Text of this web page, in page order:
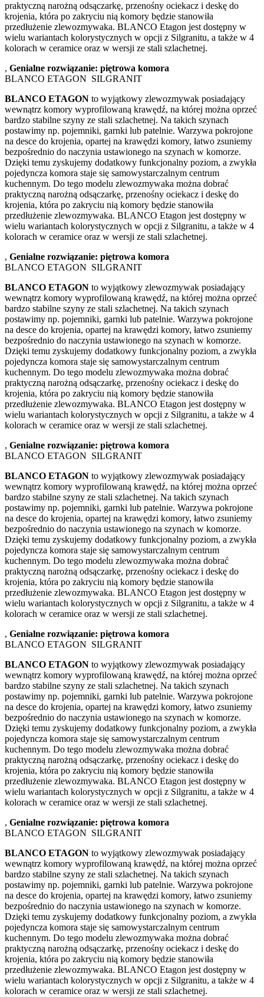
praktyczną narożną odsączarkę, przenośny ociekacz i deskę do
krojenia, która po zakryciu nią komory będzie stanowiła
przedłużenie zlewozmywaka. BLANCO Etagon jest dostępny w
wielu wariantach kolorystycznych w opcji z Silgranitu, a także w 4
kolorach w ceramice oraz w wersji ze stali szlachetnej.
, Genialne rozwiązanie: piętrowa komora
BLANCO ETAGON SILGRANIT
BLANCO ETAGON to wyjątkowy zlewozmywak posiadający
wewnątrz komory wyprofilowaną krawędź, na której można oprzeć
bardzo stabilne szyny ze stali szlachetnej. Na takich szynach
postawimy np. pojemniki, garnki lub patelnie. Warzywa pokrojone
na desce do krojenia, opartej na krawędzi komory, łatwo zsuniemy
bezpośrednio do naczynia ustawionego na szynach w komorze.
Dzięki temu zyskujemy dodatkowy funkcjonalny poziom, a zwykła
pojedyncza komora staje się samowystarczalnym centrum
kuchennym. Do tego modelu zlewozmywaka można dobrać
praktyczną narożną odsączarkę, przenośny ociekacz i deskę do
krojenia, która po zakryciu nią komory będzie stanowiła
przedłużenie zlewozmywaka. BLANCO Etagon jest dostępny w
wielu wariantach kolorystycznych w opcji z Silgranitu, a także w 4
kolorach w ceramice oraz w wersji ze stali szlachetnej.
, Genialne rozwiązanie: piętrowa komora
BLANCO ETAGON SILGRANIT
BLANCO ETAGON to wyjątkowy zlewozmywak posiadający
wewnątrz komory wyprofilowaną krawędź, na której można oprzeć
bardzo stabilne szyny ze stali szlachetnej. Na takich szynach
postawimy np. pojemniki, garnki lub patelnie. Warzywa pokrojone
na desce do krojenia, opartej na krawędzi komory, łatwo zsuniemy
bezpośrednio do naczynia ustawionego na szynach w komorze.
Dzięki temu zyskujemy dodatkowy funkcjonalny poziom, a zwykła
pojedyncza komora staje się samowystarczalnym centrum
kuchennym. Do tego modelu zlewozmywaka można dobrać
praktyczną narożną odsączarkę, przenośny ociekacz i deskę do
krojenia, która po zakryciu nią komory będzie stanowiła
przedłużenie zlewozmywaka. BLANCO Etagon jest dostępny w
wielu wariantach kolorystycznych w opcji z Silgranitu, a także w 4
kolorach w ceramice oraz w wersji ze stali szlachetnej.
, Genialne rozwiązanie: piętrowa komora
BLANCO ETAGON SILGRANIT
BLANCO ETAGON to wyjątkowy zlewozmywak posiadający
wewnątrz komory wyprofilowaną krawędź, na której można oprzeć
bardzo stabilne szyny ze stali szlachetnej. Na takich szynach
postawimy np. pojemniki, garnki lub patelnie. Warzywa pokrojone
na desce do krojenia, opartej na krawędzi komory, łatwo zsuniemy
bezpośrednio do naczynia ustawionego na szynach w komorze.
Dzięki temu zyskujemy dodatkowy funkcjonalny poziom, a zwykła
pojedyncza komora staje się samowystarczalnym centrum
kuchennym. Do tego modelu zlewozmywaka można dobrać
praktyczną narożną odsączarkę, przenośny ociekacz i deskę do
krojenia, która po zakryciu nią komory będzie stanowiła
przedłużenie zlewozmywaka. BLANCO Etagon jest dostępny w
wielu wariantach kolorystycznych w opcji z Silgranitu, a także w 4
kolorach w ceramice oraz w wersji ze stali szlachetnej.
, Genialne rozwiązanie: piętrowa komora
BLANCO ETAGON SILGRANIT
BLANCO ETAGON to wyjątkowy zlewozmywak posiadający
wewnątrz komory wyprofilowaną krawędź, na której można oprzeć
bardzo stabilne szyny ze stali szlachetnej. Na takich szynach
postawimy np. pojemniki, garnki lub patelnie. Warzywa pokrojone
na desce do krojenia, opartej na krawędzi komory, łatwo zsuniemy
bezpośrednio do naczynia ustawionego na szynach w komorze.
Dzięki temu zyskujemy dodatkowy funkcjonalny poziom, a zwykła
pojedyncza komora staje się samowystarczalnym centrum
kuchennym. Do tego modelu zlewozmywaka można dobrać
praktyczną narożną odsączarkę, przenośny ociekacz i deskę do
krojenia, która po zakryciu nią komory będzie stanowiła
przedłużenie zlewozmywaka. BLANCO Etagon jest dostępny w
wielu wariantach kolorystycznych w opcji z Silgranitu, a także w 4
kolorach w ceramice oraz w wersji ze stali szlachetnej.
, Genialne rozwiązanie: piętrowa komora
BLANCO ETAGON SILGRANIT
BLANCO ETAGON to wyjątkowy zlewozmywak posiadający
wewnątrz komory wyprofilowaną krawędź, na której można oprzeć
bardzo stabilne szyny ze stali szlachetnej. Na takich szynach
postawimy np. pojemniki, garnki lub patelnie. Warzywa pokrojone
na desce do krojenia, opartej na krawędzi komory, łatwo zsuniemy
bezpośrednio do naczynia ustawionego na szynach w komorze.
Dzięki temu zyskujemy dodatkowy funkcjonalny poziom, a zwykła
pojedyncza komora staje się samowystarczalnym centrum
kuchennym. Do tego modelu zlewozmywaka można dobrać
praktyczną narożną odsączarkę, przenośny ociekacz i deskę do
krojenia, która po zakryciu nią komory będzie stanowiła
przedłużenie zlewozmywaka. BLANCO Etagon jest dostępny w
wielu wariantach kolorystycznych w opcji z Silgranitu, a także w 4
kolorach w ceramice oraz w wersji ze stali szlachetnej.